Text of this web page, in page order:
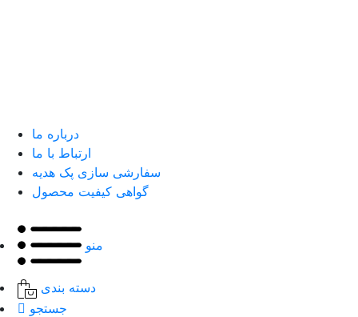
درباره ما
ارتباط با ما
سفارشی سازی پک هدیه
گواهی کیفیت محصول
منو
دسته بندی
جستجو